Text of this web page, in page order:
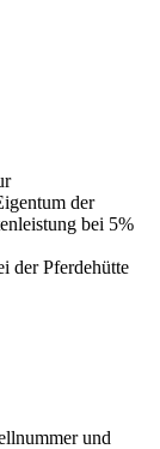
der
bei 5%
der Pferdehütte
und